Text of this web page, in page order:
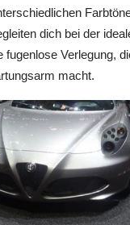
dich bei der
fugenlose Verlegung,
macht.